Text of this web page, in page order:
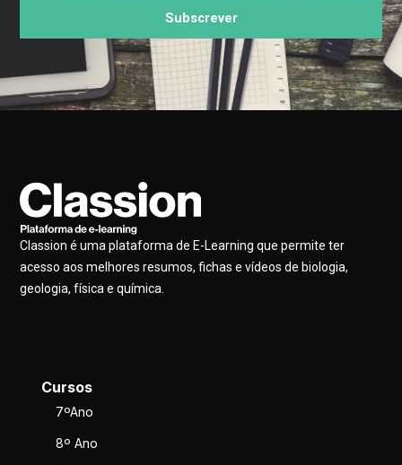
Subscrever
Classion é uma plataforma de E-Learning que permite ter
acesso aos melhores resumos, fichas e vídeos de biologia,
geologia, física e química.
Cursos
7ºAno
8º Ano